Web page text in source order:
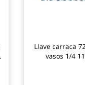
Llave carraca